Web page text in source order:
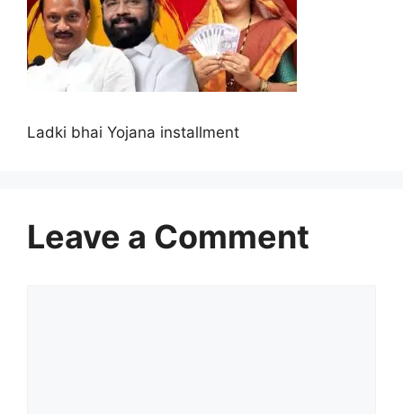
Ladki bhai Yojana installment
Leave a Comment